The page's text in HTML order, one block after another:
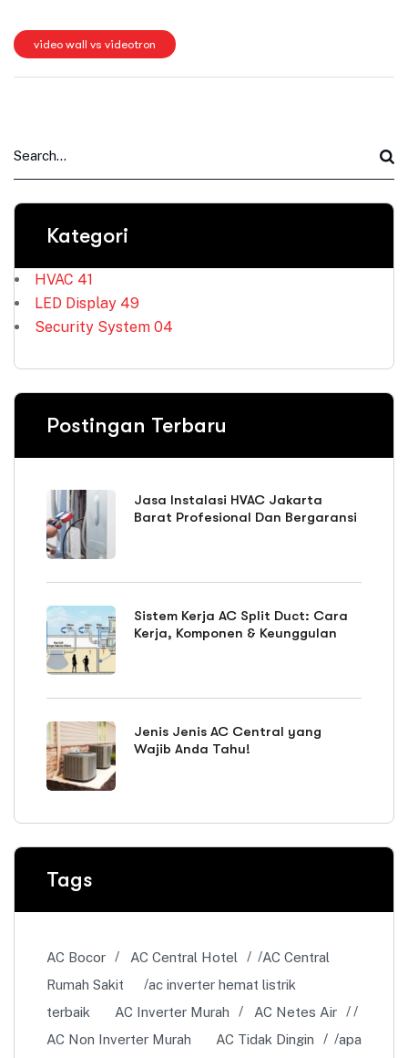
video wall vs videotron
Kategori
HVAC 41
LED Display 49
Security System 04
Postingan Terbaru
Jasa Instalasi HVAC Jakarta
Barat Profesional Dan Bergaransi
Sistem Kerja AC Split Duct: Cara
Kerja, Komponen & Keunggulan
Jenis Jenis AC Central yang
Wajib Anda Tahu!
Tags
AC Bocor AC Central Hotel
AC Central
Rumah Sakit
ac inverter hemat listrik
terbaik
AC Inverter Murah
AC Netes Air
AC Non Inverter Murah
AC Tidak Dingin
apa